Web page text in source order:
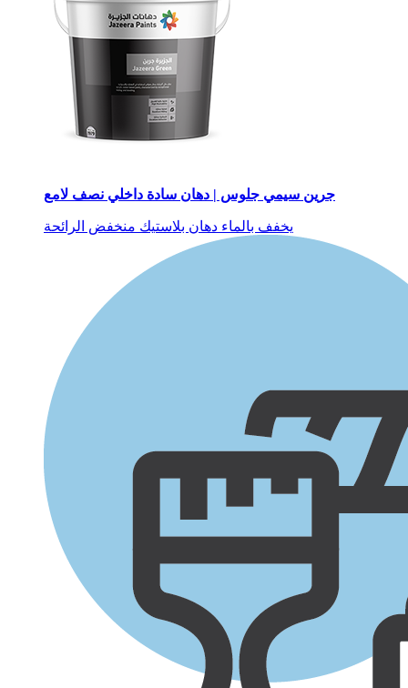
جرين سيمي جلوس | دهان سادة داخلي نصف لامع
يخفف بالماء دهان بلاستيك منخفض الرائحة